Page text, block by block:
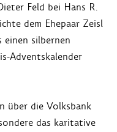
Feld bei Hans R.
dem Ehepaar Zeisl
einen silbernen
Adventskalender
über die Volksbank
das karitative